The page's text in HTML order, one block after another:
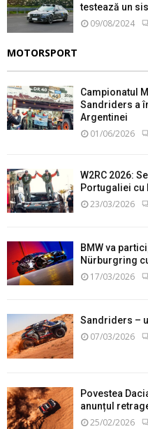
testează un
09/08/2024
MOTORSPORT
Campionatul
Sandriders a
Argentinei
01/06/2026
W2RC 2026:
Portugaliei cu
23/03/2026
BMW va
Nürburgring
17/03/2026
Sandriders –
07/03/2026
Povestea
anunțul
25/02/2026